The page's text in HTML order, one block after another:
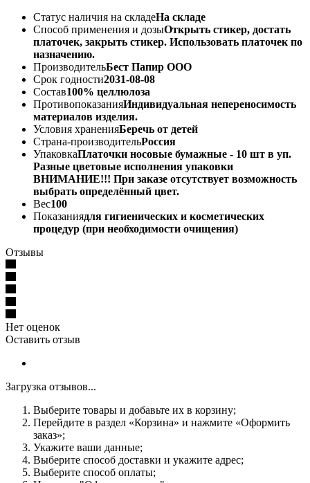
Статус наличия на складеНа складе
Способ применения и дозыОткрыть стикер, достать
платочек, закрыть стикер. Использовать платочек по
назначению.
ПроизводительБест Папир ООО
Срок годности2031-08-08
Состав100% целлюлоза
ПротивопоказанияИндивидуальная непереносимость
материалов изделия.
Условия храненияБеречь от детей
Страна-производительРоссия
УпаковкаПлаточки носовые бумажные - 10 шт в уп.
Разные цветовые исполнения упаковки
ВНИМАНИЕ!!! При заказе отсутствует возможность
выбрать определённый цвет.
Вес100
Показаниядля гигиенических и косметических
процедур (при необходимости очищения)
Отзывы
Нет оценок
Оставить отзыв
Загрузка отзывов...
Выберите товары и добавьте их в корзину;
Перейдите в раздел «Корзина» и нажмите «Оформить
заказ»;
Укажите ваши данные;
Выберите способ доставки и укажите адрес;
Выберите способ оплаты;